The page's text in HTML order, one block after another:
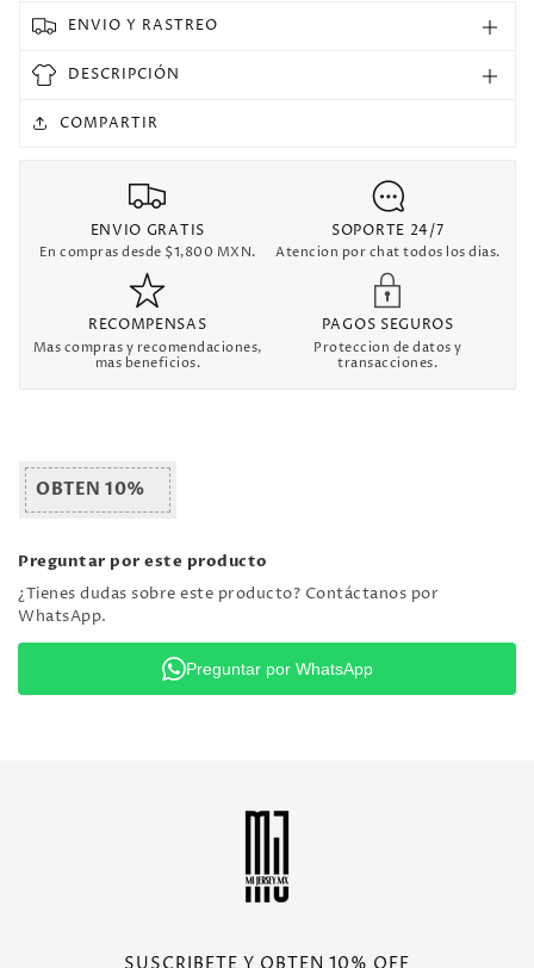
Retro
Retro
ENVIO Y RASTREO
DESCRIPCIÓN
COMPARTIR
ENVIO GRATIS
En compras desde $1,800 MXN.
SOPORTE 24/7
Atencion por chat todos los dias.
RECOMPENSAS
Mas compras y recomendaciones,
mas beneficios.
PAGOS SEGUROS
Proteccion de datos y
transacciones.
OBTEN 10%
Preguntar por este producto
¿Tienes dudas sobre este producto? Contáctanos por
WhatsApp.
Preguntar por WhatsApp